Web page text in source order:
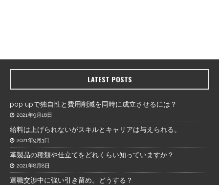
LATEST POSTS
pop upで独自性と費用削減を同時に成立させるには？
2021年9月16日
給料は上げられないがスキルとキャリアは与えられる。
2021年9月3日
革製品の種類や仕立てをどれくらい知っていますか？
2021年8月8日
退職交渉中に強い引き留め。どうする？